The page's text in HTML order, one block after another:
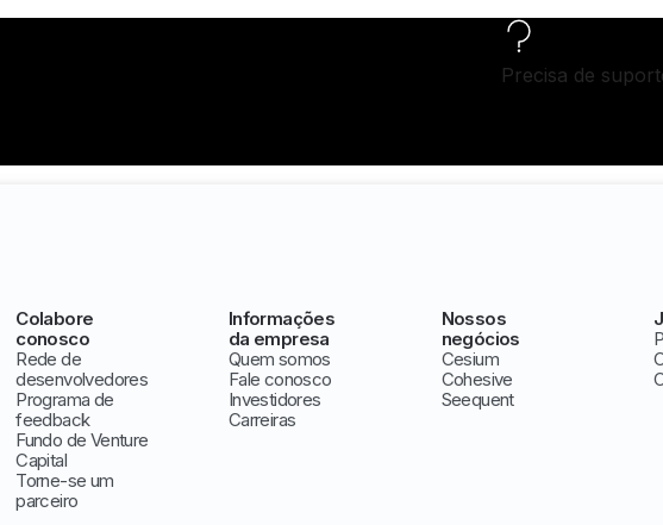
Precisa de
Colabore
conosco
Rede de
desenvolvedores
Programa de
feedback
Fundo de Venture
Capital
Torne-se um
parceiro
Informações
da empresa
Quem somos
Fale conosco
Investidores
Carreiras
Nossos
negócios
Cesium
Cohesive
Seequent